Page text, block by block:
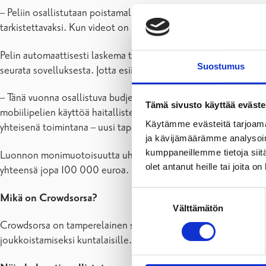
Suostumus
Tämä sivusto käyttää
Käytämme evästeitä
ja kävijämäärämme
kumppaneillemme tietoja
olet antanut heille tai joita
Välttämätön
– Peliin osallistutaan poistamalla joko itse löytämiään tai
tarkistettavaksi. Kun videot on hyväksytty, voi palkkion
Pelin automaattisesti laskema torjuntapalkkio perustuu
seurata sovelluksesta. Jotta esiintymien viimeisetkin
– Tänä vuonna osallistuva budjetointi on antanut meille
mobiilipelien käyttöä haitallisten vieraslajien torjunnassa.
yhteisenä toimintana – uusi tapa ajatella, toteaa Raaseporin
Luonnon monimuotoisuutta uhkaavia haitallisia vieraslajeja
yhteensä jopa 100 000 euroa.
Mikä on Crowdsorsa?
Crowdsorsa on tamperelainen startup-yritys, jonka konsepti
joukkoistamiseksi kuntalaisille. Pelillä on kartoitettu